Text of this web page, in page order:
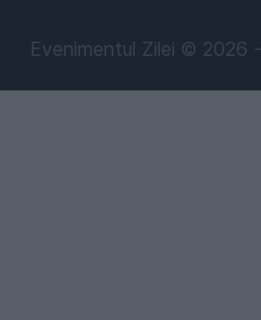
Evenimentul Zilei ©